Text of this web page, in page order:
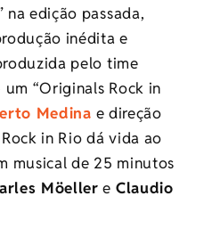
na edição passada,
inédita e
pelo time
“Originals Rock in
Medina e direção
in Rio dá vida ao
musical de 25 minutos
Möeller e Claudio